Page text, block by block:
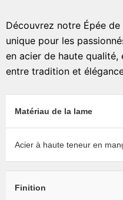
Découvrez notre Épée
unique pour les
en acier de haute qualité,
entre tradition et
Matériau de la lame
Acier à haute teneur en
Finition